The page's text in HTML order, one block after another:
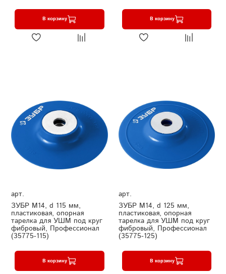
В корзину В корзину
арт.
ЗУБР М14, d 115 мм,
пластиковая, опорная
тарелка для УШМ под круг
фибровый, Профессионал
(35775-115)
В корзину
арт.
ЗУБР М14, d 125 мм,
пластиковая, опорная
тарелка для УШМ под круг
фибровый, Профессионал
(35775-125)
В корзину